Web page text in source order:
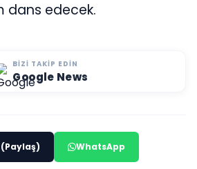
dans edecek.
BIZI TAKIP EDIN
Google News
(Paylaş) WhatsApp